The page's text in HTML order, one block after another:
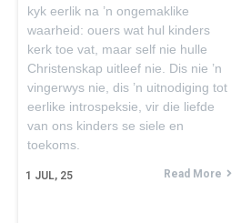
1 JUL, 25
kyk eerlik na ’n ongemaklike
waarheid: ouers wat hul kinders
kerk toe vat, maar self nie hulle
Christenskap uitleef nie. Dis nie ’n
vingerwys nie, dis ’n uitnodiging tot
eerlike introspeksie, vir die liefde
van ons kinders se siele en
toekoms.
Read More